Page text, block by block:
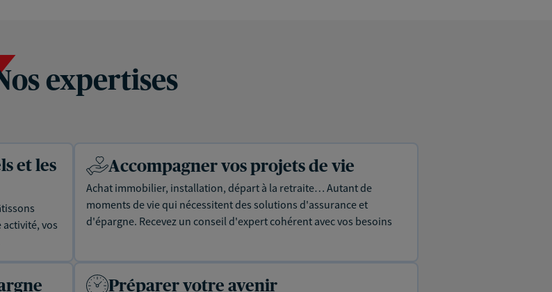
expertises
et les
vos
Accompagner vos projets de vie
Achat immobilier, installation, départ à la retraite… Autant de
moments de vie qui nécessitent des solutions d'assurance et
d'épargne. Recevez un conseil d'expert cohérent avec vos besoins
Préparer votre avenir